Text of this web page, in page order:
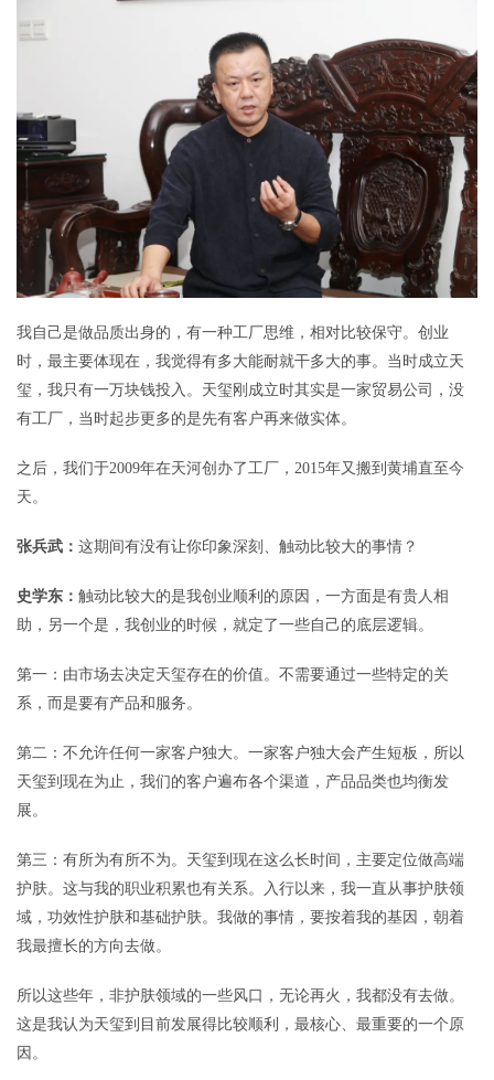
我自己是做品质出身的，有一种工厂思维，相对比较保守。创业
时，最主要体现在，我觉得有多大能耐就干多大的事。当时成立天
玺，我只有一万块钱投入。天玺刚成立时其实是一家贸易公司，没
有工厂，当时起步更多的是先有客户再来做实体。
之后，我们于2009年在天河创办了工厂，2015年又搬到黄埔直至今
天。
张兵武： 这期间有没有让你印象深刻、触动比较大的事情？
史学东： 触动比较大的是我创业顺利的原因，一方面是有贵人相
助，另一个是，我创业的时候，就定了一些自己的底层逻辑。
第一：由市场去决定天玺存在的价值。不需要通过一些特定的关
系，而是要有产品和服务。
第二：不允许任何一家客户独大。一家客户独大会产生短板，所以
天玺到现在为止，我们的客户遍布各个渠道，产品品类也均衡发
展。
第三：有所为有所不为。天玺到现在这么长时间，主要定位做高端
护肤。这与我的职业积累也有关系。入行以来，我一直从事护肤领
域，功效性护肤和基础护肤。我做的事情，要按着我的基因，朝着
我最擅长的方向去做。
所以这些年，非护肤领域的一些风口，无论再火，我都没有去做。
这是我认为天玺到目前发展得比较顺利，最核心、最重要的一个原
因。